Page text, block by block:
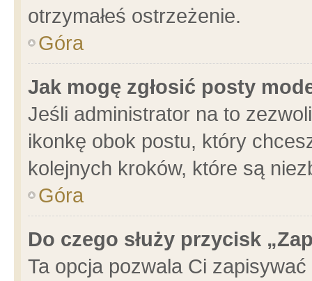
otrzymałeś ostrzeżenie.
Góra
Jak mogę zgłosić posty
Jeśli administrator na to
ikonkę obok postu, który
kolejnych kroków, które są
Góra
Do czego służy przycisk
Ta opcja pozwala Ci